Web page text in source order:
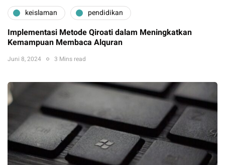
keislaman pendidikan
Implementasi Metode Qiroati dalam Meningkatkan
Kemampuan Membaca Alquran
Juni 8, 2024 3 Mins read